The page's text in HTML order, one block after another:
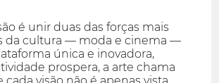
é unir duas das forças mais
da cultura — moda e cinema —
única e inovadora,
prospera, a arte chama